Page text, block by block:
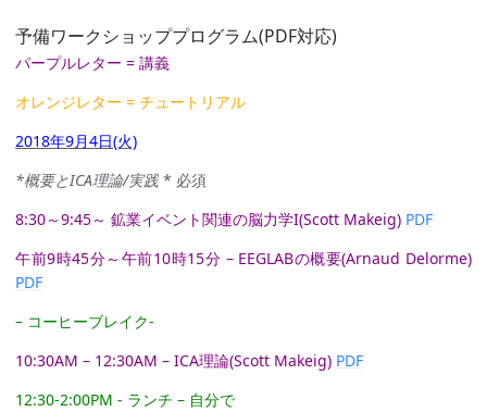
予備ワークショッププログラム(PDF対応)
パープルレター = 講義
オレンジレター = チュートリアル
2018年9月4日(火)
*概要とICA理論/実践* 必須
8:30～9:45～ 鉱業イベント関連の脳力学I(Scott Makeig) PDF
午前9時45分～午前10時15分 – EEGLABの概要(Arnaud Delorme)
PDF
– コーヒーブレイク-
10:30AM – 12:30AM – ICA理論(Scott Makeig) PDF
12:30-2:00PM - ランチ – 自分で